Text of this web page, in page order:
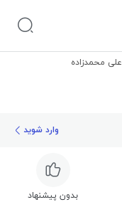
محمدزاده
وارد شوید
بدون پیشنهاد